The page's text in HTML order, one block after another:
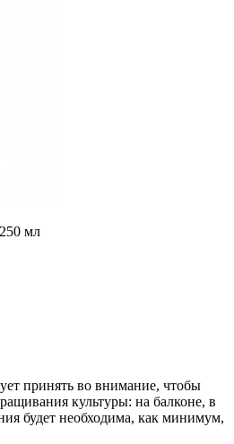
мл
принять во внимание, чтобы
культуры: на балконе, в
будет необходима, как минимум,